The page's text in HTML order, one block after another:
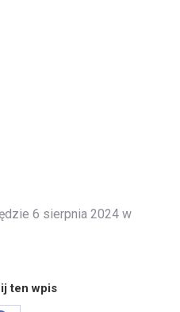
6 sierpnia 2024 w
ten wpis